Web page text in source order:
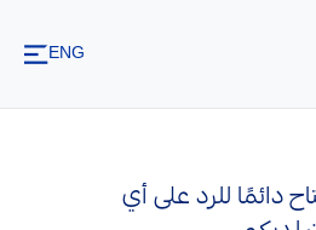
ENG
دائمًا للرد على أي